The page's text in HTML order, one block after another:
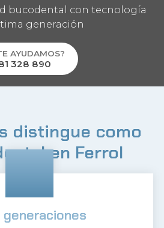
bucodental con tecnología
generación
AYUDAMOS?
328 890
distingue como
en Ferrol
generaciones